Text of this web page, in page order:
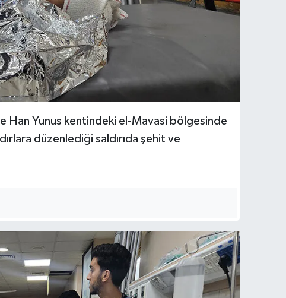
Han Yunus kentindeki el-Mavasi bölgesinde
düzenlediği saldırıda şehit ve